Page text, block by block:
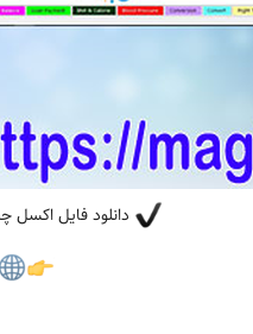
دانلود فايل اکسل